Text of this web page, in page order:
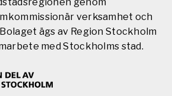
genom
verksamhet och
ägs av Region Stockholm
med Stockholms stad.